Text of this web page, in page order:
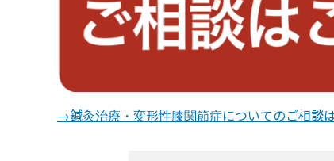
→鍼灸治療・変形性膝関節症についてのご相談